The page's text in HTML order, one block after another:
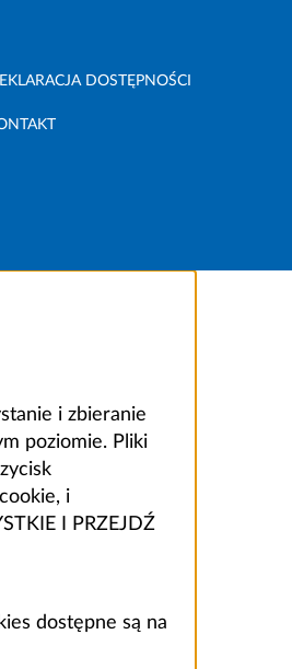
DOSTĘPNOŚCI
i zbieranie
poziomie. Pliki
i
I PRZEJDŹ
dostępne są na